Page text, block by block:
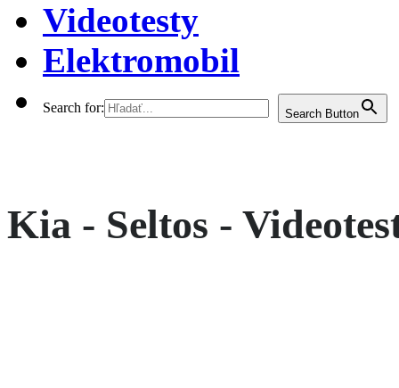
Videotesty
Elektromobil
Search for: Search Button
Kia - Seltos -